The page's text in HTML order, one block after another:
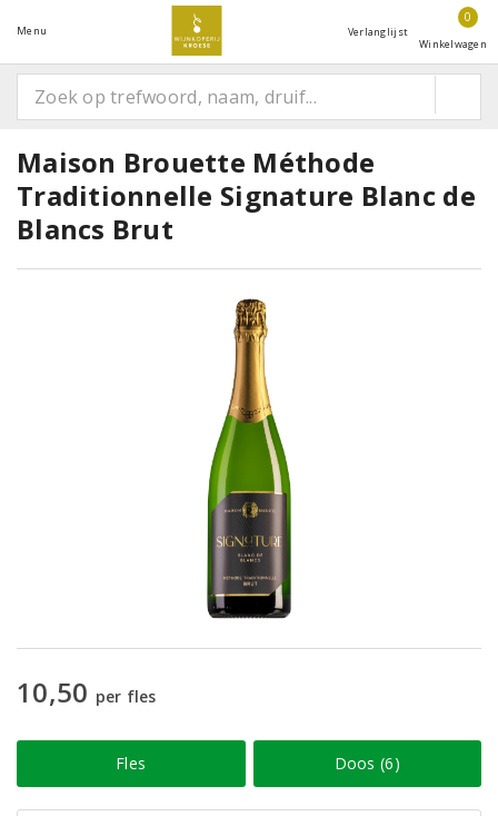
Menu Verlanglijst
0
Winkelwagen
Maison Brouette Méthode
Traditionnelle Signature Blanc de
Blancs Brut
10,50 per fles
Fles Doos (6)